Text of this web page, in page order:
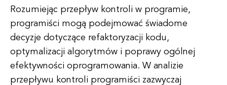
Rozumiejąc przepływ kontroli w programie,
programiści mogą podejmować świadome
decyzje dotyczące refaktoryzacji kodu,
optymalizacji algorytmów i poprawy ogólnej
efektywności oprogramowania. W analizie
przepływu kontroli programiści zazwyczaj